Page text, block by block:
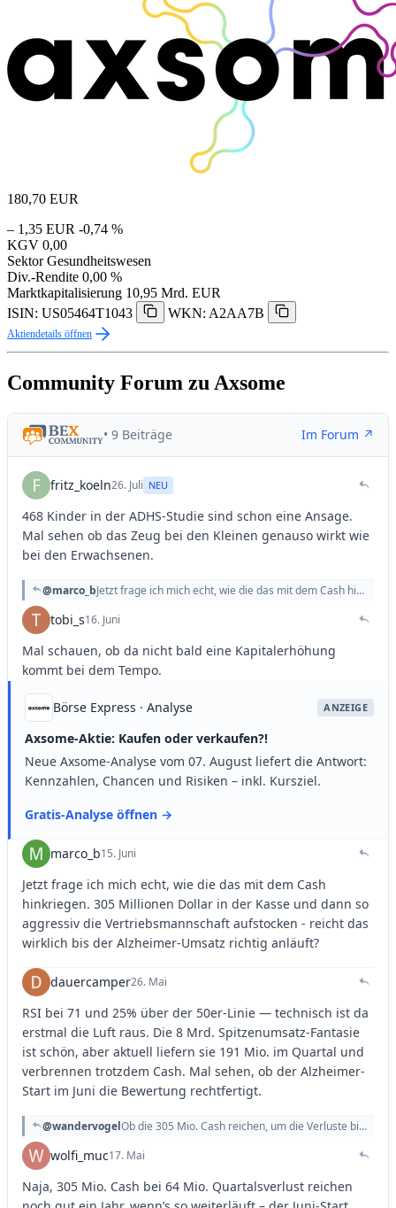
180,70 EUR
– 1,35 EUR -0,74 %
KGV 0,00
Sektor Gesundheitswesen
Div.-Rendite 0,00 %
Marktkapitalisierung 10,95 Mrd. EUR
ISIN: US05464T1043
WKN: A2AA7B
Aktiendetails öffnen
Community Forum zu Axsome